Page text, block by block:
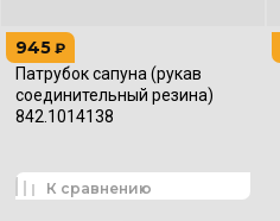
945 ₽
Патрубок сапуна (рукав
соединительный резина)
842.1014138
К сравнению